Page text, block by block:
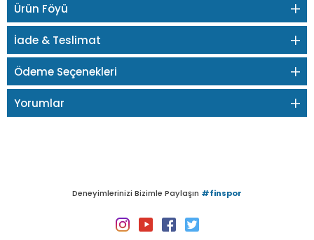
Ürün Föyü
İade & Teslimat
Ödeme Seçenekleri
Yorumlar
Deneyimlerinizi Bizimle Paylaşın #finspor